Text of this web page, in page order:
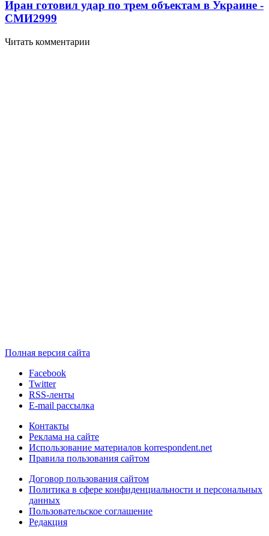
Иран готовил удар по трем объектам в Украине -
СМИ2999
Читать комментарии
Полная версия сайта
Facebook
Twitter
RSS-ленты
E-mail рассылка
Контакты
Реклама на сайте
Использование материалов korrespondent.net
Правила пользования сайтом
Договор пользования сайтом
Политика в сфере конфиденциальности и персональных
данных
Пользовательское соглашение
Редакция